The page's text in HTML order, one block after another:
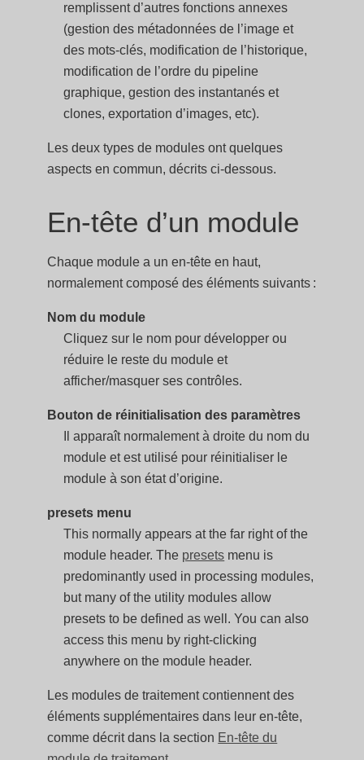
remplissent d’autres fonctions annexes
(gestion des métadonnées de l’image et
des mots-clés, modification de l’historique,
modification de l’ordre du pipeline
graphique, gestion des instantanés et
clones, exportation d’images, etc).
Les deux types de modules ont quelques
aspects en commun, décrits ci-dessous.
En-tête d’un module
Chaque module a un en-tête en haut,
normalement composé des éléments suivants :
Nom du module
Cliquez sur le nom pour développer ou
réduire le reste du module et
afficher/masquer ses contrôles.
Bouton de réinitialisation des paramètres
Il apparaît normalement à droite du nom du
module et est utilisé pour réinitialiser le
module à son état d’origine.
presets menu
This normally appears at the far right of the
module header. The presets menu is
predominantly used in processing modules,
but many of the utility modules allow
presets to be defined as well. You can also
access this menu by right-clicking
anywhere on the module header.
Les modules de traitement contiennent des
éléments supplémentaires dans leur en-tête,
comme décrit dans la section En-tête du